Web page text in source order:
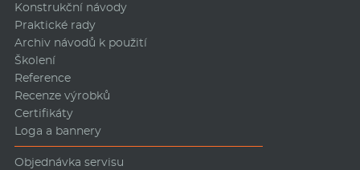
Konstrukční návody
Praktické rady
Archiv návodů k použití
Školení
Reference
Recenze výrobků
Certifikáty
Loga a bannery
Objednávka servisu